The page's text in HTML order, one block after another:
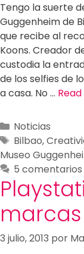
Tengo la suerte
Guggenheim de
que recibe al
Koons. Creador
custodia la
de los selfies de
a casa. No …
Noticias
Bilbao,
Museo
5 comentarios
3 julio, 2013 por